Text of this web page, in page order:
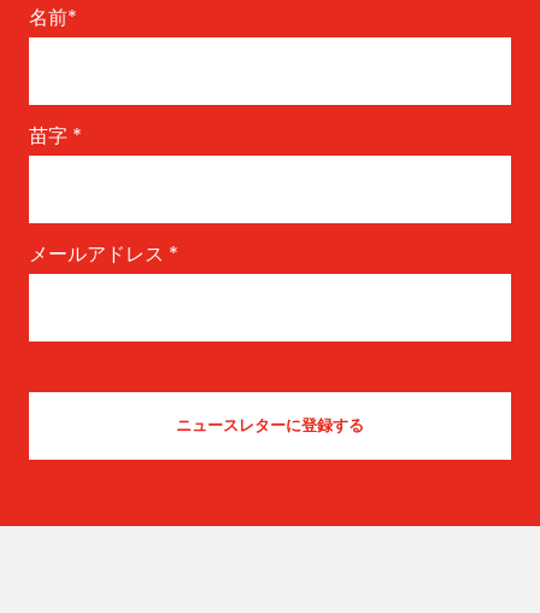
名前*
苗字 *
メールアドレス *